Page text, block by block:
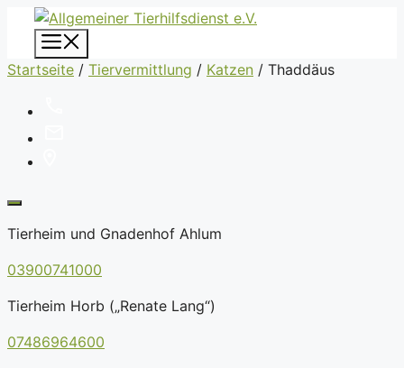
Zum
Inhalt
springen
Startseite / Tiervermittlung / Katzen / Thaddäus
Tierheim und Gnadenhof Ahlum
03900741000
Tierheim Horb („Renate Lang“)
07486964600